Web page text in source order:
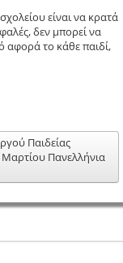
είναι να κρατά
δεν μπορεί να
αφορά το κάθε παιδί,
Παιδείας
Πανελλήνια